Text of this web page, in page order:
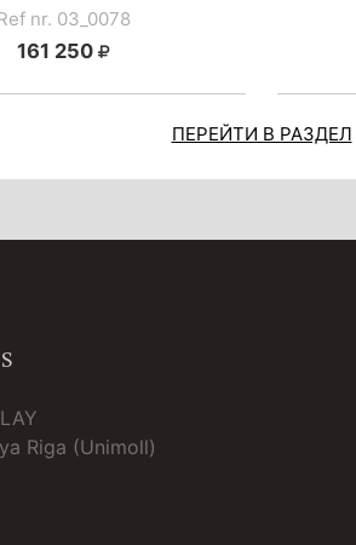
nr. 03_0078
161 250
ПЕРЕЙТИ В РАЗДЕЛ
Riga (Unimoll)